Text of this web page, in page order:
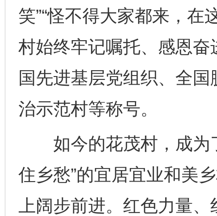
笑”“怪不得大家都来，在
村始终牢记嘱托、感恩
国先进基层党组织、全
治示范村等称号。
如今的花茂村，成为
住乡愁”的宜居宜业和美
上阔步前进。红色力量